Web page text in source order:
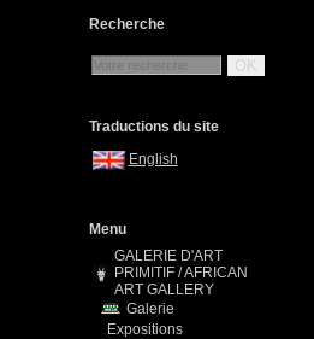
Recherche
OK
Traductions du site
English
Menu
GALERIE D'ART
PRIMITIF / AFRICAN
ART GALLERY
Galerie
Expositions